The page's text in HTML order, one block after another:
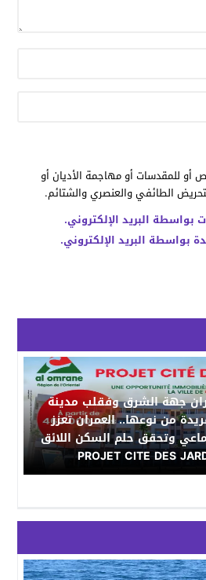
أو للمقدسات أو مهاجمة الأديان أو
الطائفي والعنصري والشتائم.
بواسطة البريد الإلكتروني.
بواسطة البريد الإلكتروني.
جهة الشرق وفقلب مدينة
من نوعها.. العمران تعزز
وتحقق حلم السكن اللائق